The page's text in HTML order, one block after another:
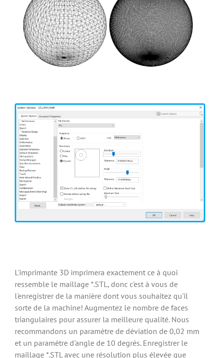
L'imprimante 3D imprimera exactement ce à quoi
ressemble le maillage *.STL, donc c'est à vous de
l'enregistrer de la manière dont vous souhaitez qu'il
sorte de la machine! Augmentez le nombre de faces
triangulaires pour assurer la meilleure qualité. Nous
recommandons un paramètre de déviation de 0,02 mm
et un paramètre d'angle de 10 degrés. Enregistrer le
maillage *.STL avec une résolution plus élevée que